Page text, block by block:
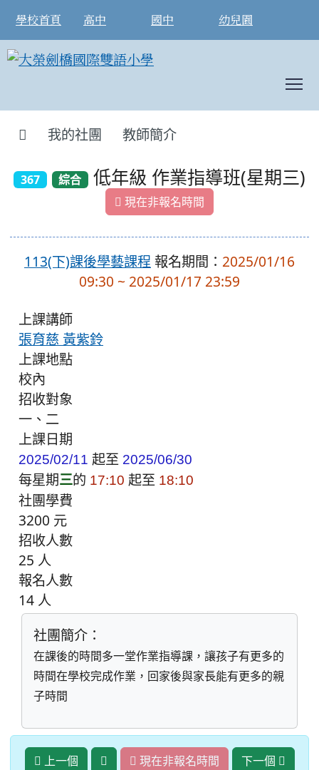
學校首頁 高中 國中 幼兒園
我的社團 教師簡介
367 綜合 低年級 作業指導班(星期三)
現在非報名時間
113(下)課後學藝課程 報名期間： 2025/01/16
09:30 ~ 2025/01/17 23:59
上課講師
張育慈 黃紫鈴
上課地點
校內
招收對象
一、二
上課日期
2025/02/11 起至 2025/06/30
每星期三的 17:10 起至 18:10
社團學費
3200 元
招收人數
25 人
報名人數
14 人
社團簡介：
在課後的時間多一堂作業指導課，讓孩子有更多的
時間在學校完成作業，回家後與家長能有更多的親
子時間
上一個 現在非報名時間 下一個